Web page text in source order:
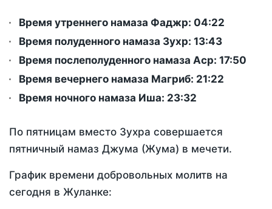
Время утреннего намаза Фаджр: 04:22
Время полуденного намаза Зухр: 13:43
Время послеполуденного намаза Аср: 17:50
Время вечернего намаза Магриб: 21:22
Время ночного намаза Иша: 23:32
По пятницам вместо Зухра совершается
пятничный намаз Джума (Жума) в мечети.
График времени добровольных молитв на
сегодня в Жуланке: